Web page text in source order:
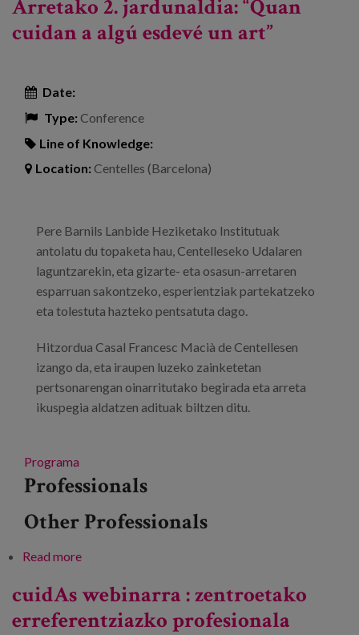
Arretako 2. jardunaldia: “Quan
cuidan a algú esdevé un art”
Date:
Type:Conference
Line of Knowledge:
Location:Centelles (Barcelona)
Pere Barnils Lanbide Heziketako Institutuak
antolatu du topaketa hau, Centelleseko Udalaren
laguntzarekin, eta gizarte- eta osasun-arretaren
esparruan sakontzeko, esperientziak partekatzeko
eta tolestuta hazteko pentsatuta dago.
Hitzordua Casal Francesc Macià de Centellesen
izango da, eta iraupen luzeko zainketetan
pertsonarengan oinarritutako begirada eta arreta
ikuspegia aldatzen adituak biltzen ditu.
Programa
Professionals
Other Professionals
Read moreabout Pertsonarengan Oinarritutako Arretako 2.
cuidAs webinarra : zentroetako
erreferentziazko profesionala